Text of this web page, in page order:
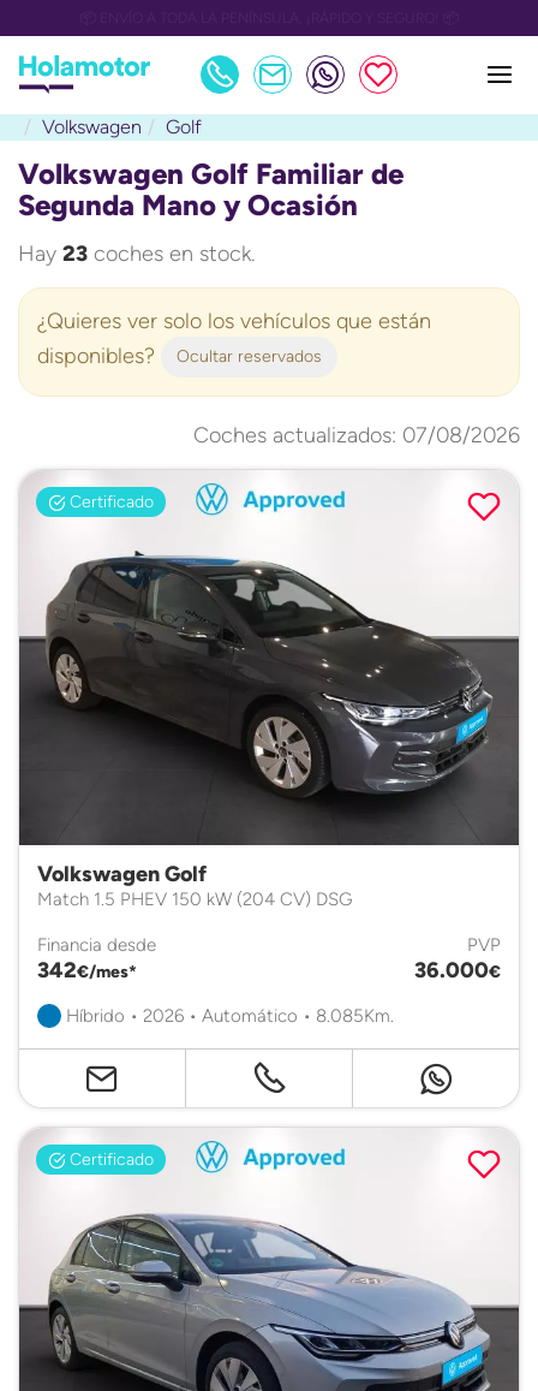
Volkswagen Golf
Volkswagen Golf Familiar de
Segunda Mano y Ocasión
Hay 23 coches en stock.
¿Quieres ver solo los vehículos que están
disponibles?
Ocultar reservados
Coches actualizados: 07/08/2026
Certificado
Volkswagen Golf
Match 1.5 PHEV 150 kW (204 CV) DSG
Financia desde
342€/mes*
PVP
36.000€
Híbrido • 2026 • Automático • 8.085Km.
Certificado